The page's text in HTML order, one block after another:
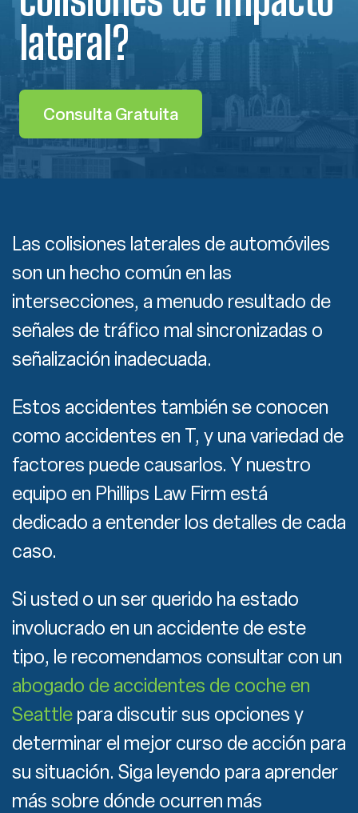
lateral?
Consulta Gratuita
Las colisiones laterales de automóviles
son un hecho común en las
intersecciones, a menudo resultado de
señales de tráfico mal sincronizadas o
señalización inadecuada.
Estos accidentes también se conocen
como accidentes en T, y una variedad de
factores puede causarlos. Y nuestro
equipo en Phillips Law Firm está
dedicado a entender los detalles de cada
caso.
Si usted o un ser querido ha estado
involucrado en un accidente de este
tipo, le recomendamos consultar con un
abogado de accidentes de coche en
Seattle para discutir sus opciones y
determinar el mejor curso de acción para
su situación. Siga leyendo para aprender
más sobre dónde ocurren más